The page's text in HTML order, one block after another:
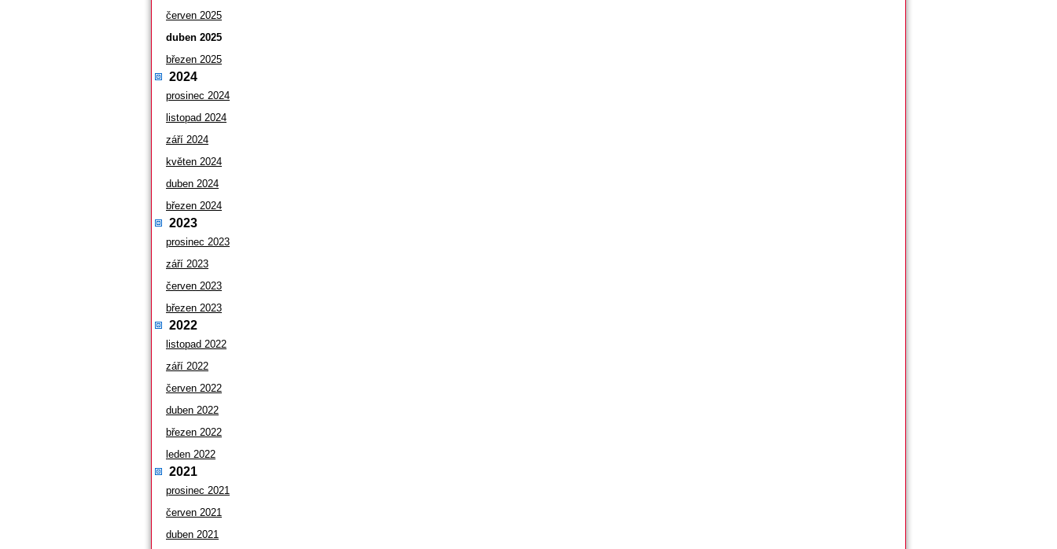
červen 2025
duben 2025
březen 2025
2024
prosinec 2024
listopad 2024
září 2024
květen 2024
duben 2024
březen 2024
2023
prosinec 2023
září 2023
červen 2023
březen 2023
2022
listopad 2022
září 2022
červen 2022
duben 2022
březen 2022
leden 2022
2021
prosinec 2021
červen 2021
duben 2021